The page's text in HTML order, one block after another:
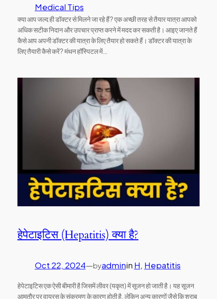
Medical Tips
क्या आप जल्द ही डॉक्टर से मिलने जा रहे हैं? एक अच्छी तरह से तैयार यात्रा आपको
अधिक सटीक निदान और उपचार प्राप्त करने में मदद कर सकती है। आइए जानते हैं
कैसे आप अपनी डॉक्टर की यात्रा के लिए तैयार हो सकते हैं। डॉक्टर की यात्रा के
लिए तैयारी कैसे करें? मंथन हॉस्पिटल में…
हेपेटाइटिस (Hepatitis) क्या है?
Oct 22, 2024—byadminin H, Hepatitis
हेपेटाइटिस एक ऐसी बीमारी है जिसमें लीवर (यकृत) में सूजन हो जाती है। यह सूजन
आमतौर पर वायरस के संक्रमण के कारण होती है, लेकिन अन्य कारणों जैसे कि शराब